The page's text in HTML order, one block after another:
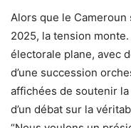
Alors que le
2025, la tension
électorale plane, avec
d’une succession
affichées de soutenir
d’un débat sur la